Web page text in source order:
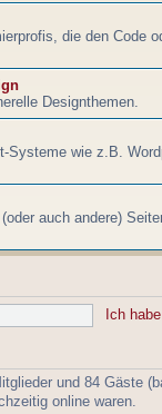
die den Code
Designthemen.
Systeme wie z.B.
auch andere)
Ich
und 84 Gäste
online waren.